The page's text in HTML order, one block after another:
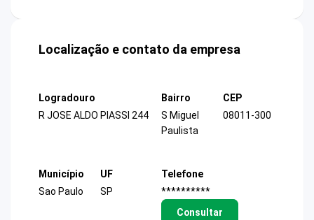
Localização e contato da empresa
Logradouro
R JOSE ALDO PIASSI 244
Bairro
S Miguel
Paulista
CEP
08011-300
Município
Sao Paulo
UF
SP
Telefone
**********
Consultar